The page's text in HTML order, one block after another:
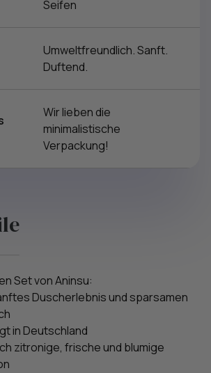
Seifen
Umweltfreundlich. Sanft.
Duftend.
Wir lieben die
minimalistische
Verpackung!
Set von Aninsu:
Duscherlebnis und sparsamen
in Deutschland
zitronige, frische und blumige